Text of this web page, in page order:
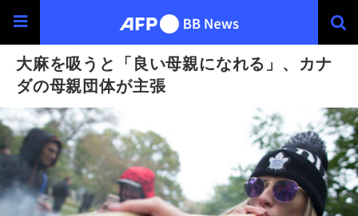
大麻を吸うと「良い母親になれる」、カナ
ダの母親団体が主張